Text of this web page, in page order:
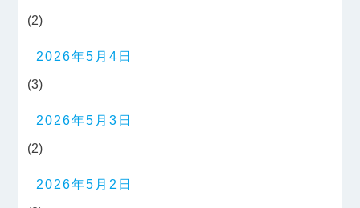
(2)
2026年5月4日
(3)
2026年5月3日
(2)
2026年5月2日